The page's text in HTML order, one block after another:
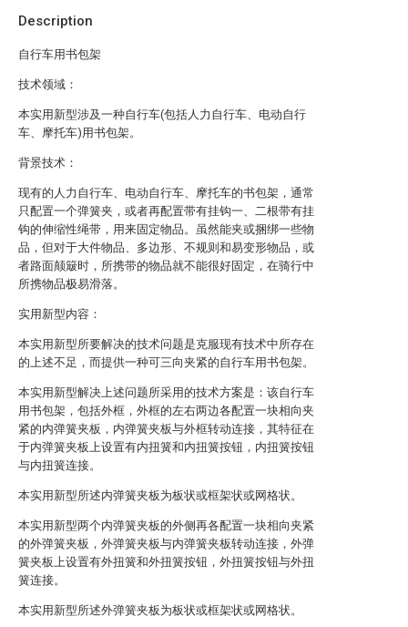
Description
自行车用书包架
技术领域：
本实用新型涉及一种自行车(包括人力自行车、电动自行
车、摩托车)用书包架。
背景技术：
现有的人力自行车、电动自行车、摩托车的书包架，通常
只配置一个弹簧夹，或者再配置带有挂钩一、二根带有挂
钩的伸缩性绳带，用来固定物品。虽然能夹或捆绑一些物
品，但对于大件物品、多边形、不规则和易变形物品，或
者路面颠簸时，所携带的物品就不能很好固定，在骑行中
所携物品极易滑落。
实用新型内容：
本实用新型所要解决的技术问题是克服现有技术中所存在
的上述不足，而提供一种可三向夹紧的自行车用书包架。
本实用新型解决上述问题所采用的技术方案是：该自行车
用书包架，包括外框，外框的左右两边各配置一块相向夹
紧的内弹簧夹板，内弹簧夹板与外框转动连接，其特征在
于内弹簧夹板上设置有内扭簧和内扭簧按钮，内扭簧按钮
与内扭簧连接。
本实用新型所述内弹簧夹板为板状或框架状或网格状。
本实用新型两个内弹簧夹板的外侧再各配置一块相向夹紧
的外弹簧夹板，外弹簧夹板与内弹簧夹板转动连接，外弹
簧夹板上设置有外扭簧和外扭簧按钮，外扭簧按钮与外扭
簧连接。
本实用新型所述外弹簧夹板为板状或框架状或网格状。